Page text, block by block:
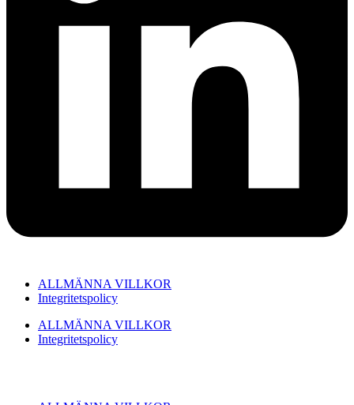
ALLMÄNNA VILLKOR
Integritetspolicy
ALLMÄNNA VILLKOR
Integritetspolicy